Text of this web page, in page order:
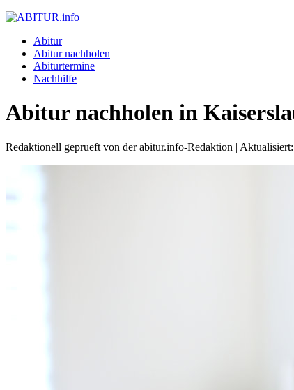
Abitur
Abitur nachholen
Abiturtermine
Nachhilfe
Abitur nachholen in
Redaktionell geprueft von der abitur.info-Redaktion |